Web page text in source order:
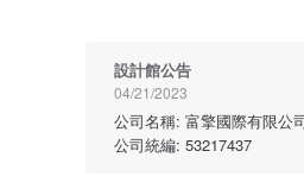
設計館公告
04/21/2023
公司名稱: 富擎國際有限公
公司統編: 53217437